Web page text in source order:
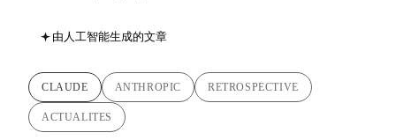
由人工智能生成的文章
CLAUDE ANTHROPIC RETROSPECTIVE
ACTUALITES